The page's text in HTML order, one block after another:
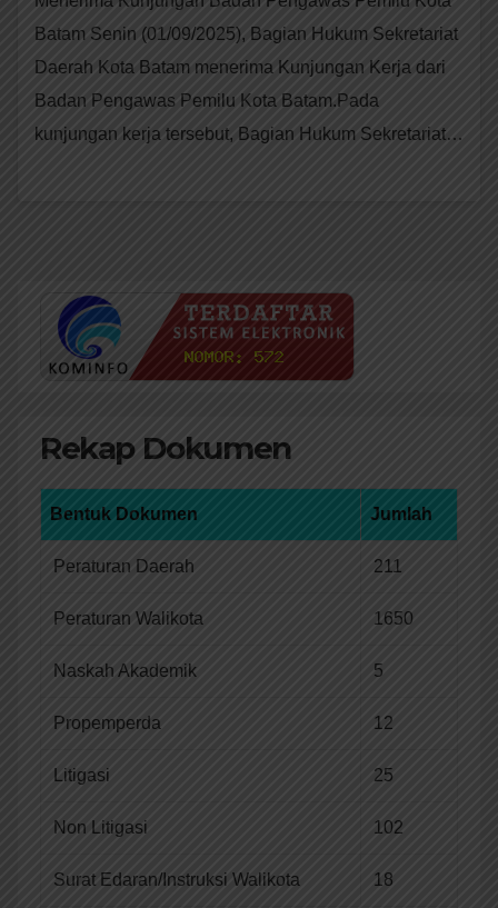
Batam Senin (01/09/2025), Bagian Hukum Sekretariat
Daerah Kota Batam menerima Kunjungan Kerja dari
Badan Pengawas Pemilu Kota Batam.Pada
kunjungan kerja tersebut, Bagian Hukum Sekretariat…
Rekap Dokumen
Bentuk Dokumen Jumlah
Peraturan Daerah 211
Peraturan Walikota 1650
Naskah Akademik 5
Propemperda 12
Litigasi 25
Non Litigasi 102
Surat Edaran/Instruksi Walikota 18